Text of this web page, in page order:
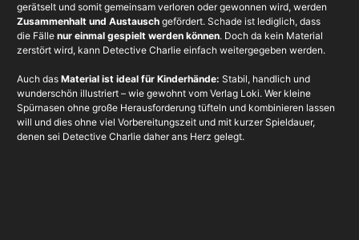
gerätselt und somit gemeinsam verloren oder gewonnen wird, werden
Zusammenhalt und Austauschgefördert. Schade ist lediglich, dass
die Fälle nur einmal gespielt werden können. Doch da kein Material
zerstört wird, kann Detective Charlie einfach weitergegeben werden.
Auch das Material ist ideal für Kinderhände: Stabil, handlich und
wunderschön illustriert – wie gewohnt vom Verlag Loki. Wer kleine
Spürnasen ohne große Herausforderung tüfteln und kombinieren lassen
will und dies ohne viel Vorbereitungszeit und mit kurzer Spieldauer,
denen sei Detective Charlie daher ans Herz gelegt.